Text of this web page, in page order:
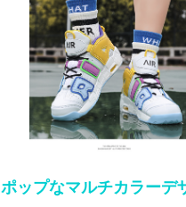
ポップなマルチカラーデ